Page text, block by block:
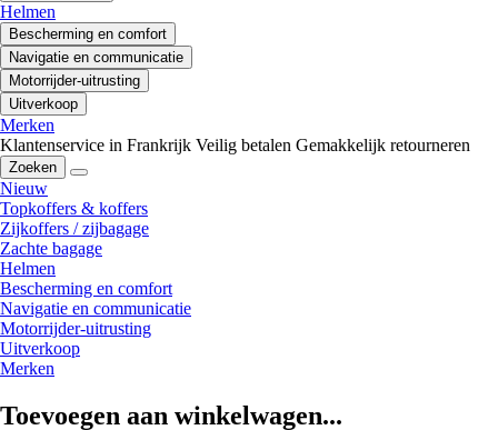
Helmen
Bescherming en comfort
Navigatie en communicatie
Motorrijder-uitrusting
Uitverkoop
Merken
Klantenservice in Frankrijk Veilig betalen Gemakkelijk retourneren
Zoeken
Nieuw
Topkoffers & koffers
Zijkoffers / zijbagage
Zachte bagage
Helmen
Bescherming en comfort
Navigatie en communicatie
Motorrijder-uitrusting
Uitverkoop
Merken
Toevoegen aan winkelwagen...